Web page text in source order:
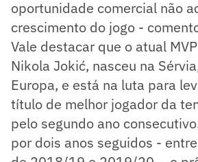
oportunidade comercial não
crescimento do jogo -
Vale destacar que o atual
Nikola Jokić, nasceu na
Europa, e está na luta para
título de melhor jogador da
pelo segundo ano
por dois anos seguidos -